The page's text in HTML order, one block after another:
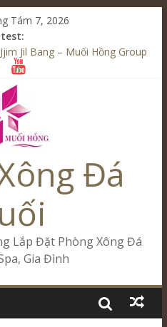
Tám 7, 2026
Jil Bang – Muối Hồng Group
Mô Hình Spa – Muối
Bang Đà Nẵng Muối Hồng
– Kinh Doanh Chuẩn Sao –
Đặt Onsen & Jjim Jil Bang –
Đá
Lắp Đặt Phòng Xông Đá
Gia Đình